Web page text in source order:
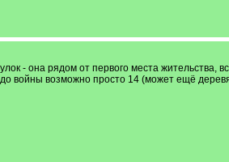
- она рядом от первого места жительства,
войны возможно просто 14 (может ещё